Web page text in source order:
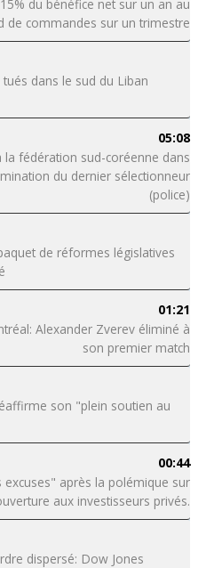
du bénéfice net sur un an au
de commandes sur un trimestre
dans le sud du Liban
05:08
la fédération sud-coréenne dans
du dernier sélectionneur
(police)
de réformes législatives
01:21
Alexander Zverev éliminé à
son premier match
son "plein soutien au
00:44
excuses" après la polémique sur
aux investisseurs privés.
dispersé: Dow Jones